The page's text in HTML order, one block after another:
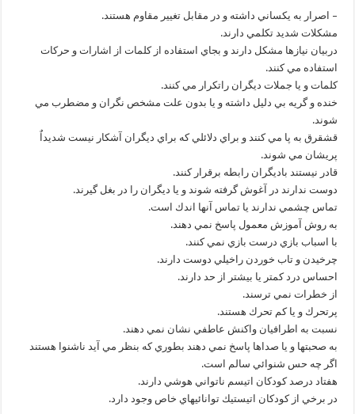
– اصرار به يكساني داشته و در مقابل تغيير مقاوم هستند.
مشكلات شديد تكلمي دارند.
دربيان نيازها مشكل دارند و بجاي استفاده از كلمات از اشارات و حركات
استفاده مي كنند.
كلمات و يا جملات ديگران راتكرار مي كنند.
خنده و گريه بي دليل داشته و يا بدون علت مشخص نگران و مضطرب مي
شوند.
قشقرق به پا مي كنند و براي دلائلي كه براي ديگران آشكار نيست شديداٌ
پريشان مي شوند.
قادر نيستند باديگران رابطه برقرار كنند.
دوست ندارند در آغوش گرفته شوند و يا ديگران را در بغل گيرند.
تماس چشمي ندارند يا تماس آنها اندك است.
به روش آموزش معمول پاسخ نمي دهند.
با اسباب بازي درست بازي نمي كنند.
چرخيدن و تاب خوردن راخيلي دوست دارند.
احساس درد كمتر يا بيشتر از حد دارند.
از خطرات نمي ترسند.
پرتحرك و يا كم تحرك هستند.
نسبت به اطرافيان واكنش عاطفي نشان نمي دهند.
به صحبتها و يا صداها پاسخ نمي دهند بطوري كه بنظر مي آيد ناشنوا هستند
اگر چه حس شنوائي سالم است.
هفتاد درصد كودكان اتيسم ناتواني هوشي دارند.
در برخي از كودكان اتيستيك توانائيهاي خاص وجود دارد.